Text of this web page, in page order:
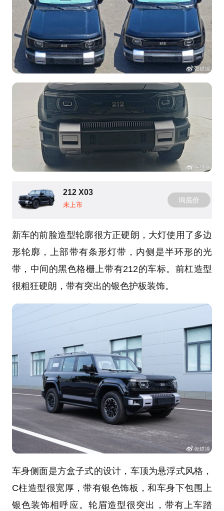
212 X03
未上市
询底价
新车的前脸造型轮廓很方正硬朗，大灯使用了多边
形轮廓，上部带有条形灯带，内侧是半环形的光
带，中间的黑色格栅上带有212的车标。前杠造型
很粗狂硬朗，带有突出的银色护板装饰。
车身侧面是方盒子式的设计，车顶为悬浮式风格，
C柱造型很宽厚，带有银色饰板，和车身下包围上
银色装饰相呼应。轮眉造型很突出，带有上车踏